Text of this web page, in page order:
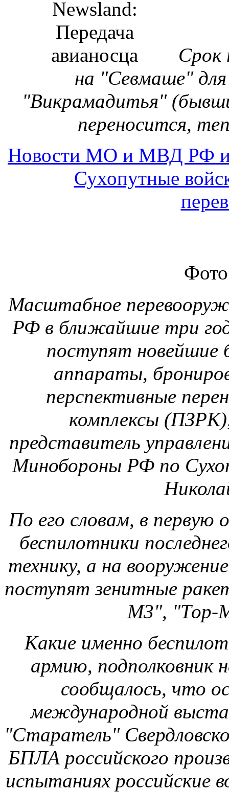
Новости МО и МВД РФ
Сухопутные
Масштабное
РФ в ближайшие три
поступят
комплексы
представитель
Минобороны РФ по
По его словам, в первую
беспилотники
технику, а на
поступят зенитные
М3", "Тор-
Какие именно
армию, подполковник
сообщалось, что
международной
"Старатель"
БПЛА российского
испытаниях российские
продолжать
Новости МО и МВД РФ и
Сошедшие с небес